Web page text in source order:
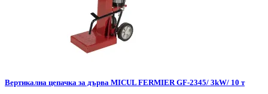
Вертикална цепачка за дърва MICUL FERMIER GF-2345/ 3kW/ 10 т